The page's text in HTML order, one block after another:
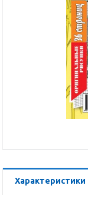
Характеристики